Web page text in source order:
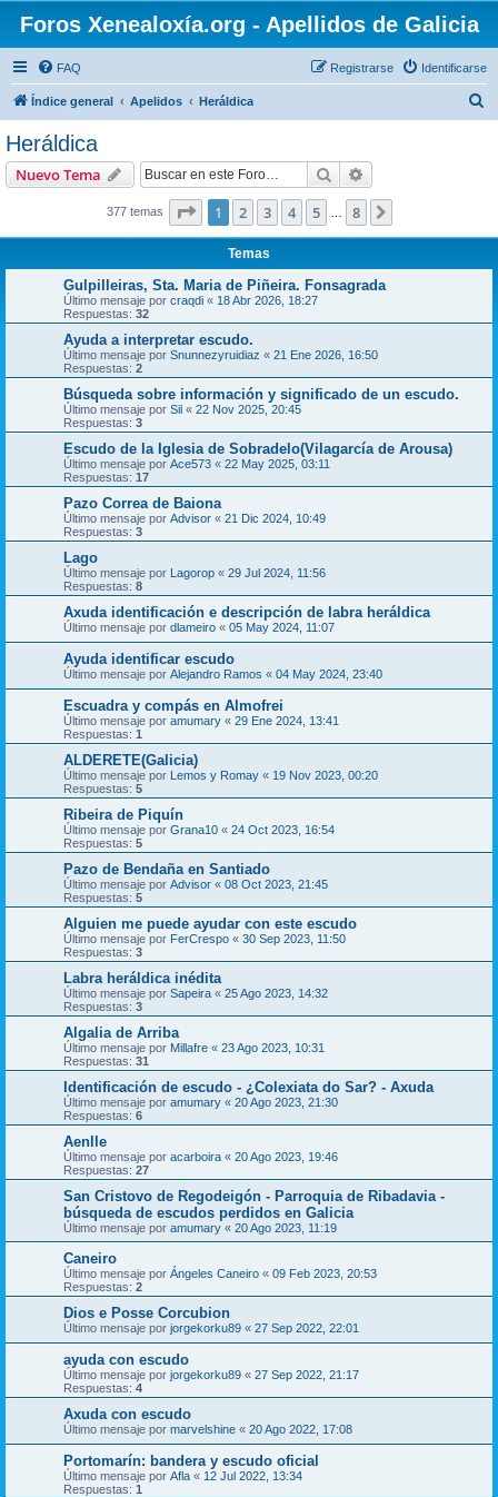
Foros Xenealoxía.org - Apellidos de Galicia
FAQ Identificarse
Registrarse
Índice general Apelidos Heráldica
Heráldica
Nuevo Tema Buscar
377 temas Página de
1 2 3 4 5 8
Temas
Gulpilleiras, Sta. Maria de Piñeira. Fonsagrada
Último mensaje por craqdi « 18 Abr 2026, 18:27
Respuestas: 32
Ayuda a interpretar escudo.
Último mensaje por Snunnezyruidiaz « 21 Ene 2026, 16:50
Respuestas: 2
Búsqueda sobre información y significado de un escudo.
Último mensaje por Sil « 22 Nov 2025, 20:45
Respuestas: 3
Escudo de la Iglesia de Sobradelo(Vilagarcía de Arousa)
Último mensaje por Ace573 « 22 May 2025, 03:11
Respuestas: 17
Pazo Correa de Baiona
Último mensaje por Advisor « 21 Dic 2024, 10:49
Respuestas: 3
Lago
Último mensaje por Lagorop « 29 Jul 2024, 11:56
Respuestas: 8
Axuda identificación e descripción de labra heráldica
Último mensaje por dlameiro « 05 May 2024, 11:07
Ayuda identificar escudo
Último mensaje por Alejandro Ramos « 04 May 2024, 23:40
Escuadra y compás en Almofrei
Último mensaje por amumary « 29 Ene 2024, 13:41
Respuestas: 1
ALDERETE(Galicia)
Último mensaje por Lemos y Romay « 19 Nov 2023, 00:20
Respuestas: 5
Ribeira de Piquín
Último mensaje por Grana10 « 24 Oct 2023, 16:54
Respuestas: 5
Pazo de Bendaña en Santiado
Último mensaje por Advisor « 08 Oct 2023, 21:45
Respuestas: 5
Alguien me puede ayudar con este escudo
Último mensaje por FerCrespo « 30 Sep 2023, 11:50
Respuestas: 3
Labra heráldica inédita
Último mensaje por Sapeira « 25 Ago 2023, 14:32
Respuestas: 3
Algalia de Arriba
Último mensaje por Millafre « 23 Ago 2023, 10:31
Respuestas: 31
Identificación de escudo - ¿Colexiata do Sar? - Axuda
Último mensaje por amumary « 20 Ago 2023, 21:30
Respuestas: 6
Aenlle
Último mensaje por acarboira « 20 Ago 2023, 19:46
Respuestas: 27
San Cristovo de Regodeigón - Parroquia de Ribadavia -
búsqueda de escudos perdidos en Galicia
Último mensaje por amumary « 20 Ago 2023, 11:19
Caneiro
Último mensaje por Ángeles Caneiro « 09 Feb 2023, 20:53
Respuestas: 2
Dios e Posse Corcubion
Último mensaje por jorgekorku89 « 27 Sep 2022, 22:01
ayuda con escudo
Último mensaje por jorgekorku89 « 27 Sep 2022, 21:17
Respuestas: 4
Axuda con escudo
Último mensaje por marvelshine « 20 Ago 2022, 17:08
Portomarín: bandera y escudo oficial
Último mensaje por Afla « 12 Jul 2022, 13:34
Respuestas: 1